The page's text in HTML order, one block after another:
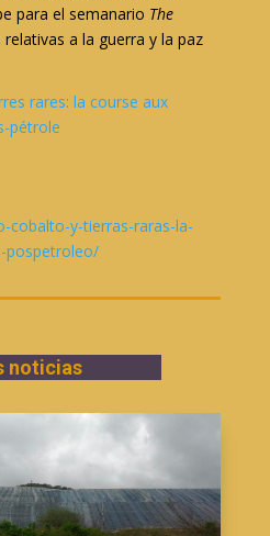
para el semanario The
a la guerra y la paz
rares: la course aux
pétrole
cobalto-y-tierras-raras-la-
pospetroleo/
noticias